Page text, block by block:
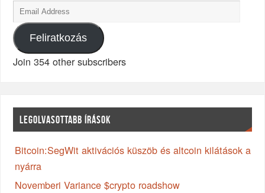
Feliratkozás
Join 354 other subscribers
LEGOLVASOTTABB ÍRÁSOK
Bitcoin:SegWit aktivációs küszöb és altcoin kilátások a
nyárra
Novemberi Variance $crypto roadshow